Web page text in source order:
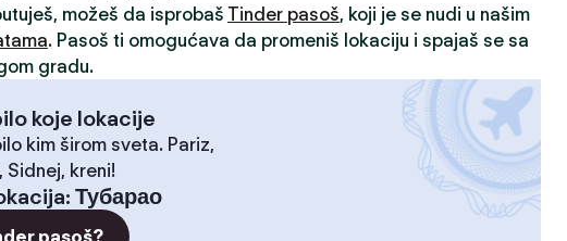
možeš da isprobaš Tinder pasoš, koji je se nudi u našim
. Pasoš ti omogućava da promeniš lokaciju i spajaš se sa
gradu.
koje lokacije
kim širom sveta. Pariz,
Sidnej, kreni!
: Тубарао
pasoš?